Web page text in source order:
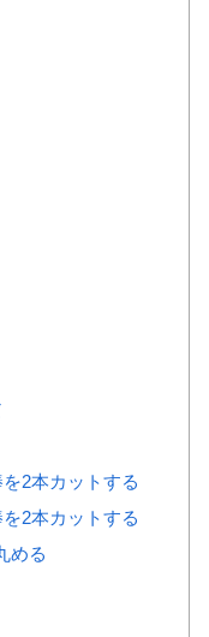
2本カットする
2本カットする
める